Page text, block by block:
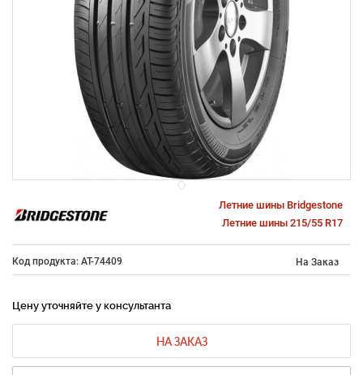
Летние шины Bridgestone
Летние шины 215/55 R17
Код продукта: AT-74409 На Заказ
Цену уточняйте у консультанта
НА ЗАКАЗ